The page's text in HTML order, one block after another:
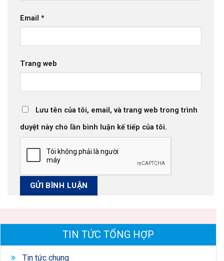
Email *
Trang web
Lưu tên của tôi, email, và trang web trong trình
duyệt này cho lần bình luận kế tiếp của tôi.
TIN TỨC TỔNG HỢP
Tin tức chung